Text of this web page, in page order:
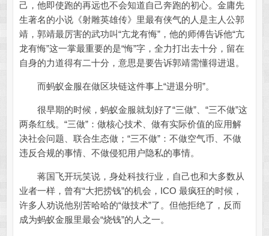
己，他即使跑的再远也不会知道自己奔跑的初心。金庸先
生著名的小说《射雕英雄传》里最有侠气的人是主人公郭
靖，郭靖最厉害的武功叫“亢龙有悔”，他的师傅告诉他“亢
龙有悔”这一掌最重要的是“悔”字，全力打出去十分，留在
自身的力道得有二十分，意思是要告诉郭靖需懂得进退。
而蚂蚁金服在做区块链这件事上“进退分明”。
很早期的时候，蚂蚁金服就划好了“三做”、“三不做”这
两条红线。“三做”：做核心技术、做有实际价值的应用解
决社会问题、联合生态做；“三不做”：不做空气币、不做
违反合规的事情、不做侵犯用户隐私的事情。
蒋国飞开玩笑说，身处科技行业，自己也和大多数从
业者一样，曾有“大把捞钱”的机会，ICO 最疯狂的时候，
许多人劝说他别苦哈哈的“做技术”了。但他拒绝了，反而
成为蚂蚁金服里最会“烧钱”的人之一。